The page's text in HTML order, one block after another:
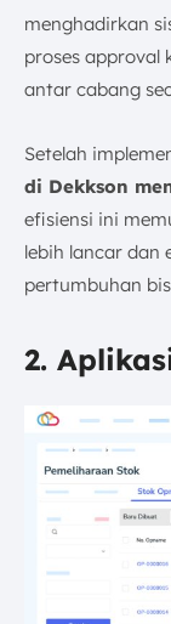
menghadirkan
proses
antar cabang
Setelah
di Dekkson
efisiensi ini
lebih lancar dan
pertumbuhan
2.